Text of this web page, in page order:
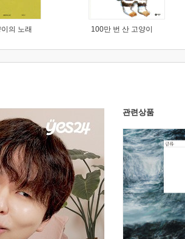
의 노래 100만 번 산 고양이
관련상품